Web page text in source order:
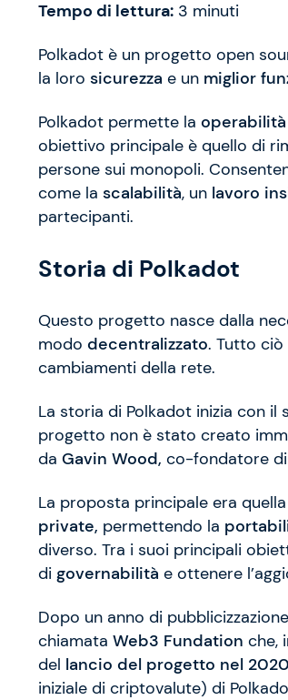
Tempo di lettura: 3 minuti
Polkadot è un progetto open
la loro sicurezza e un miglior
Polkadot permette la operabilità
obiettivo principale è quello di
persone sui monopoli.
come la scalabilità, un lavoro
partecipanti.
Storia di Polkadot
Questo progetto nasce dalla
modo decentralizzato. Tutto
cambiamenti della rete.
La storia di Polkadot inizia con
progetto non è stato creato
da Gavin Wood, co-fondatore di
La proposta principale era
private, permettendo la
diverso. Tra i suoi principali
di governabilità e ottenere
Dopo un anno di
chiamata Web3 Fundation che,
del lancio del progetto nel 2020
iniziale di criptovalute) di